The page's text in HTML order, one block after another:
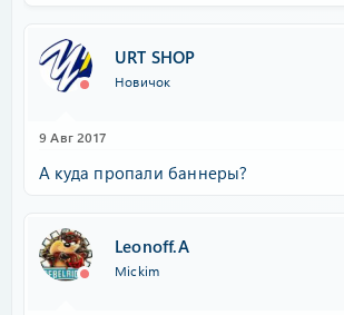
URT SHOP
Новичок
9 Авг 2017
А куда пропали баннеры?
Leonoff.A
Mickim